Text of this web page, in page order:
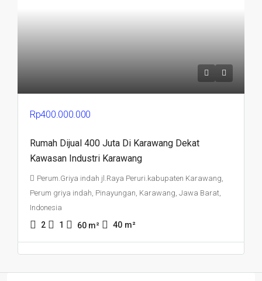
Rp400.000.000
Rumah Dijual 400 Juta Di Karawang Dekat
Kawasan Industri Karawang
Perum.Griya indah jl.Raya Peruri.kabupaten Karawang,
Perum griya indah, Pinayungan, Karawang, Jawa Barat,
Indonesia
2 1 60 m² 40 m²